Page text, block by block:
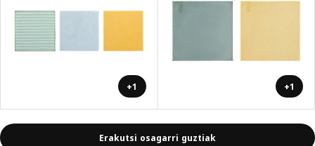
+1 +1
Erakutsi osagarri guztiak